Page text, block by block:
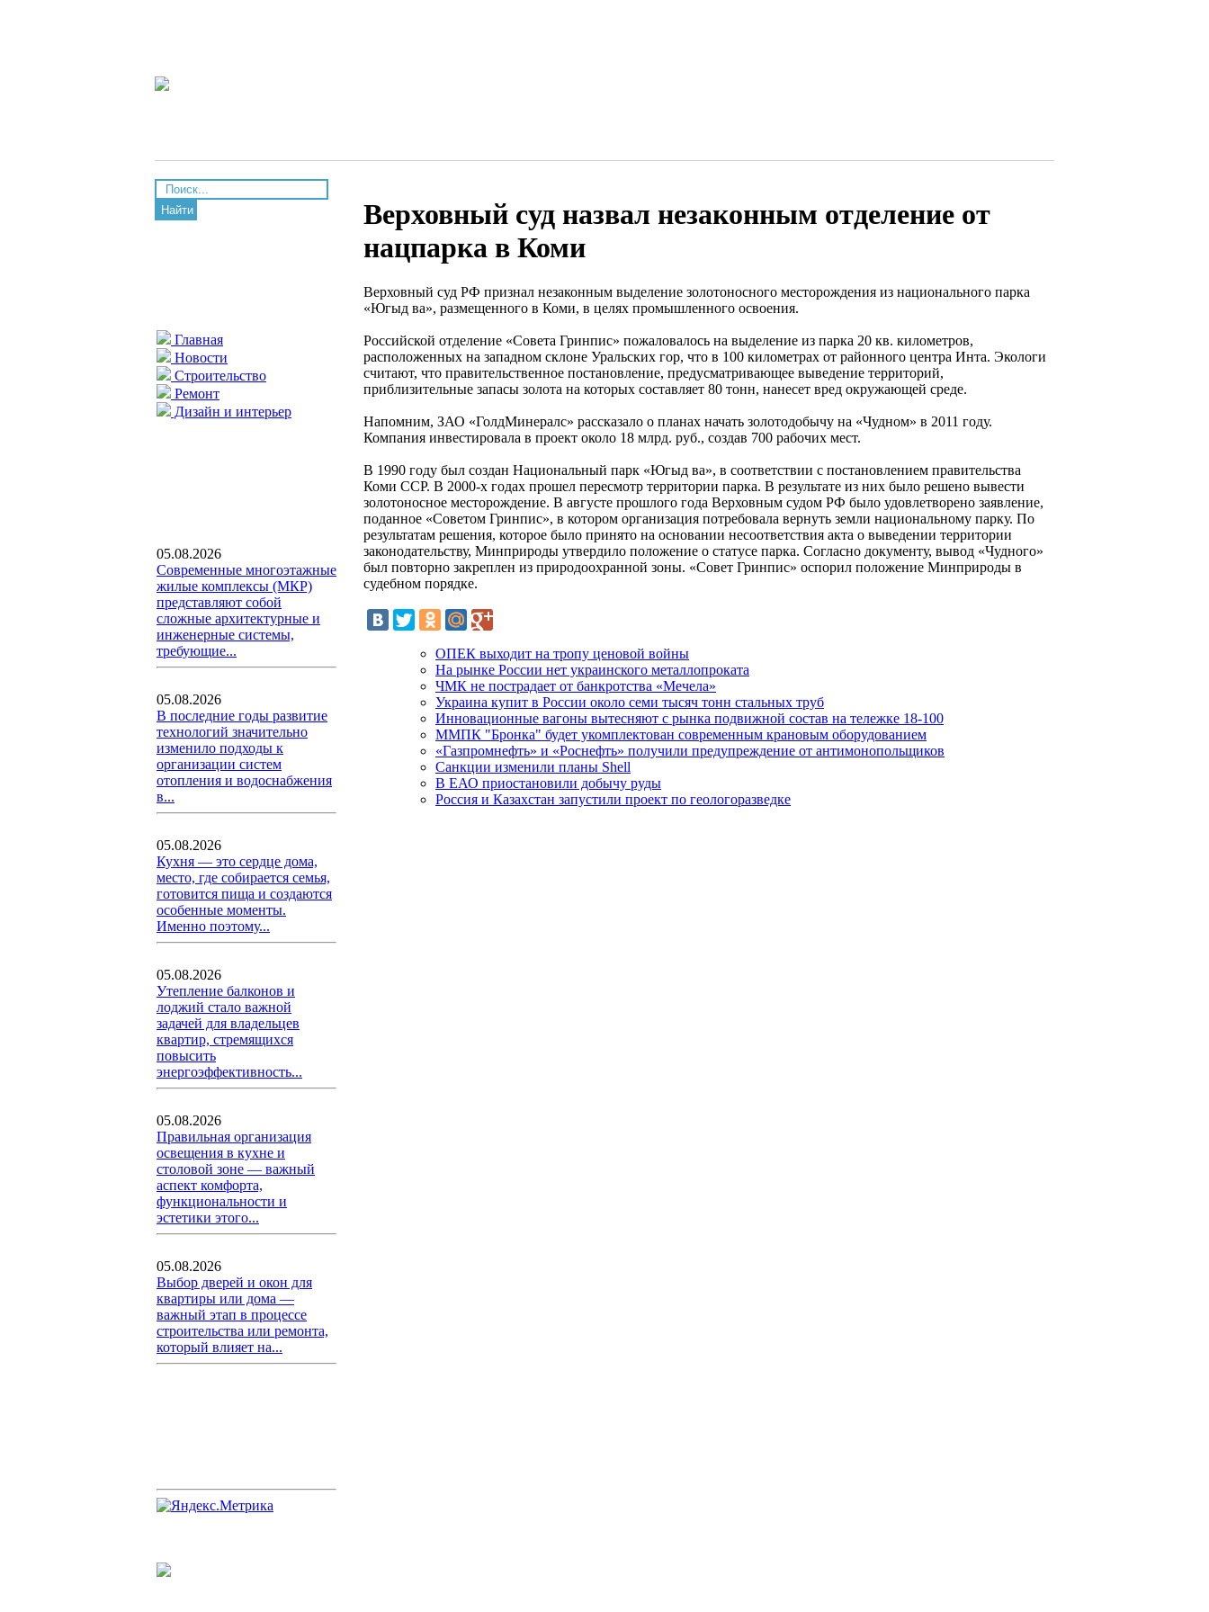
Найти
Главная
Новости
Строительство
Ремонт
Дизайн и интерьер
05.08.2026
Современные многоэтажные
жилые комплексы (МКР)
представляют собой
сложные архитектурные и
инженерные системы,
требующие...
05.08.2026
В последние годы развитие
технологий значительно
изменило подходы к
организации систем
отопления и водоснабжения
в...
05.08.2026
Кухня — это сердце дома,
место, где собирается семья,
готовится пища и создаются
особенные моменты.
Именно поэтому...
05.08.2026
Утепление балконов и
лоджий стало важной
задачей для владельцев
квартир, стремящихся
повысить
энергоэффективность...
05.08.2026
Правильная организация
освещения в кухне и
столовой зоне — важный
аспект комфорта,
функциональности и
эстетики этого...
05.08.2026
Выбор дверей и окон для
квартиры или дома —
важный этап в процессе
строительства или ремонта,
который влияет на...
Верховный суд назвал незаконным отделение от
нацпарка в Коми
Верховный суд РФ признал незаконным выделение золотоносного месторождения из национального парка
«Югыд ва», размещенного в Коми, в целях промышленного освоения.
Российской отделение «Совета Гринпис» пожаловалось на выделение из парка 20 кв. километров,
расположенных на западном склоне Уральских гор, что в 100 километрах от районного центра Инта. Экологи
считают, что правительственное постановление, предусматривающее выведение территорий,
приблизительные запасы золота на которых составляет 80 тонн, нанесет вред окружающей среде.
Напомним, ЗАО «ГолдМинералс» рассказало о планах начать золотодобычу на «Чудном» в 2011 году.
Компания инвестировала в проект около 18 млрд. руб., создав 700 рабочих мест.
В 1990 году был создан Национальный парк «Югыд ва», в соответствии с постановлением правительства
Коми ССР. В 2000-х годах прошел пересмотр территории парка. В результате из них было решено вывести
золотоносное месторождение. В августе прошлого года Верховным судом РФ было удовлетворено заявление,
поданное «Советом Гринпис», в котором организация потребовала вернуть земли национальному парку. По
результатам решения, которое было принято на основании несоответствия акта о выведении территории
законодательству, Минприроды утвердило положение о статусе парка. Согласно документу, вывод «Чудного»
был повторно закреплен из природоохранной зоны. «Совет Гринпис» оспорил положение Минприроды в
судебном порядке.
ОПЕК выходит на тропу ценовой войны
На рынке России нет украинского металлопроката
ЧМК не пострадает от банкротства «Мечела»
Украина купит в России около семи тысяч тонн стальных труб
Инновационные вагоны вытесняют с рынка подвижной состав на тележке 18-100
ММПК "Бронка" будет укомплектован современным крановым оборудованием
«Газпромнефть» и «Роснефть» получили предупреждение от антимонопольщиков
Санкции изменили планы Shell
В ЕАО приостановили добычу руды
Россия и Казахстан запустили проект по геологоразведке